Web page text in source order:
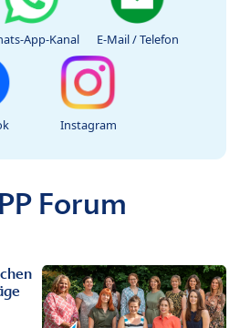
App-Kanal E-Mail / Telefon
Instagram
Forum